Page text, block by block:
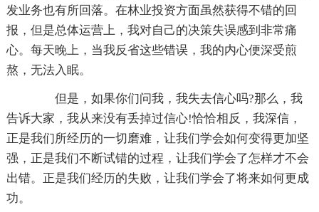
发业务也有所回落。在林业投资方面虽然获得不错的回
报，但是总体运营上，我对自己的决策失误感到非常痛
心。每天晚上，当我反省这些错误，我的内心便深受煎
熬，无法入眠。
但是，如果你们问我，我失去信心吗?那么，我
告诉大家，我从来没有丢掉过信心!恰恰相反，我深信，
正是我们所经历的一切磨难，让我们学会如何变得更加坚
强，正是我们不断试错的过程，让我们学会了怎样才不会
出错。正是我们经历的失败，让我们学会了将来如何更成
功。